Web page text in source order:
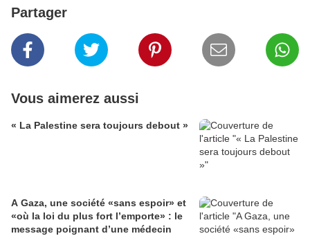
Partager
Vous aimerez aussi
« La Palestine sera toujours debout »
A Gaza, une société «sans espoir» et
«où la loi du plus fort l’emporte» : le
message poignant d’une médecin